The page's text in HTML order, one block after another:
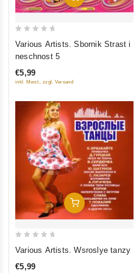
5
Various Artists. Sbornik Strast i
neschnost 5
€5,99
inkl. Mwst., zzgl. Versand
In Den Warenkorb
of
Various Artists. Wsroslye tanzy
€5,99